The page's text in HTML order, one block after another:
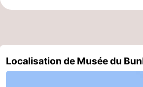
-
Localisation de Musée du